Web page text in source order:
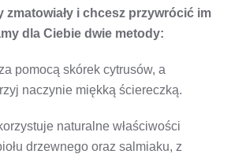
zmatowiały i chcesz przywrócić im
dla Ciebie dwie metody:
pomocą skórek cytrusów, a
naczynie miękką ściereczką.
naturalne właściwości
drzewnego oraz salmiaku, z